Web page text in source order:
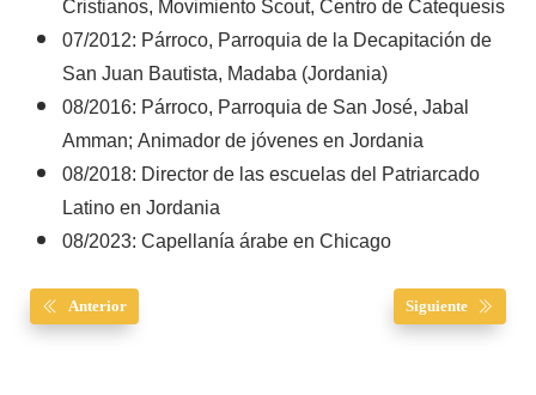
07/2012: Párroco, Parroquia de la Decapitación de
San Juan Bautista, Madaba (Jordania)
08/2016: Párroco, Parroquia de San José, Jabal
Amman; Animador de jóvenes en Jordania
08/2018: Director de las escuelas del Patriarcado
Latino en Jordania
08/2023: Capellanía árabe en Chicago
Anterior Siguiente